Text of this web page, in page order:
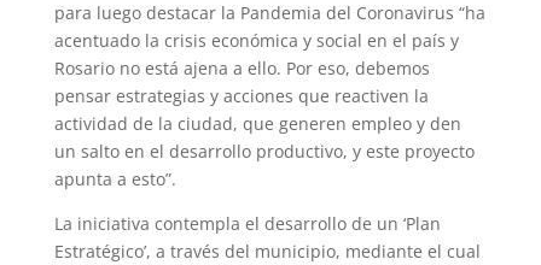
para luego destacar la Pandemia del Coronavirus “ha
acentuado la crisis económica y social en el país y
Rosario no está ajena a ello. Por eso, debemos
pensar estrategias y acciones que reactiven la
actividad de la ciudad, que generen empleo y den
un salto en el desarrollo productivo, y este proyecto
apunta a esto”.
La iniciativa contempla el desarrollo de un ‘Plan
Estratégico’, a través del municipio, mediante el cual